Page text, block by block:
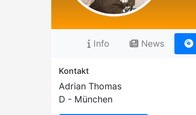
Info News
Kontakt
Adrian Thomas
D - München